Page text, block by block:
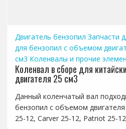
Двигатель бензопил Запчасти
для бензопил с объемом
см3 Коленвалы и прочие
Коленвал в сборе для
двигателя 25 см3
Данный коленчатый вал
бензопил с объемом
25-12, Carver 25-12, Patriot 25-